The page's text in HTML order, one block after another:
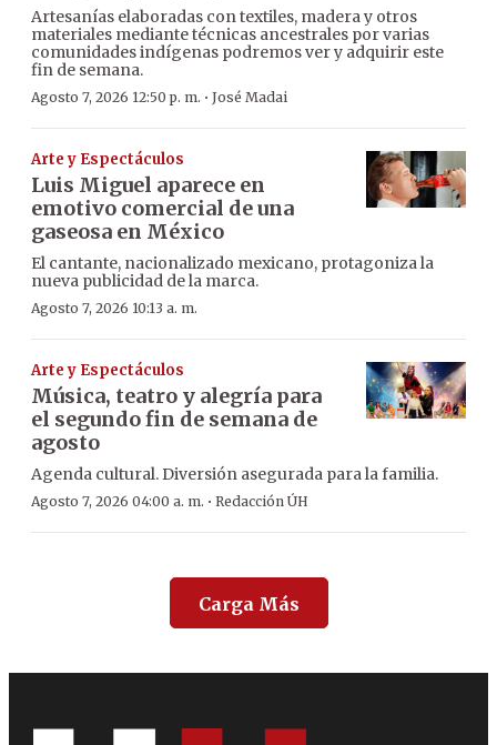
Artesanías elaboradas con textiles, madera y otros
materiales mediante técnicas ancestrales por varias
comunidades indígenas podremos ver y adquirir este
fin de semana.
Agosto 7, 2026 12:50 p. m. · José Madai
Arte y Espectáculos
Luis Miguel aparece en
emotivo comercial de una
gaseosa en México
El cantante, nacionalizado mexicano, protagoniza la
nueva publicidad de la marca.
Agosto 7, 2026 10:13 a. m.
Arte y Espectáculos
Música, teatro y alegría para
el segundo fin de semana de
agosto
Agenda cultural. Diversión asegurada para la familia.
Agosto 7, 2026 04:00 a. m. · Redacción ÚH
Carga Más